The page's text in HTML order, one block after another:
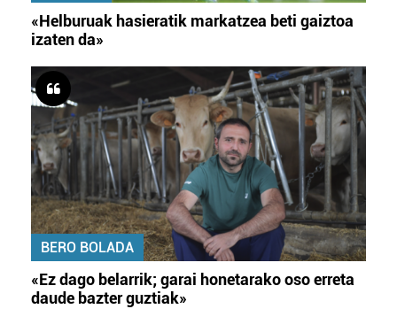
«Helburuak hasieratik markatzea beti gaiztoa
izaten da»
BERO BOLADA
«Ez dago belarrik; garai honetarako oso erreta
daude bazter guztiak»